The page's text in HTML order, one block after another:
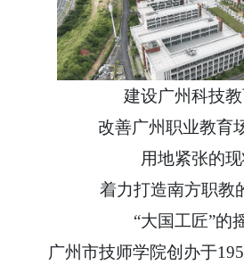
建设广州科技
改善广州职业教育
用地紧张的
着力打造南方职教
“大国工匠”的
广州市技师学院创办于